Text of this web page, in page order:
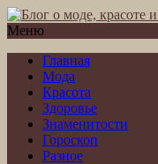
Меню
Главная
Мода
Красота
Здоровье
Знаменитости
Гороскоп
Разное